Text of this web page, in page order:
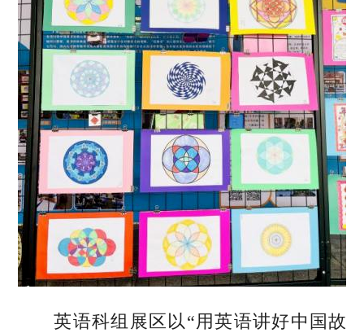
英语科组展区以“用英语讲好中国故